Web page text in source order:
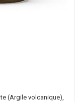
(Argile volcanique),